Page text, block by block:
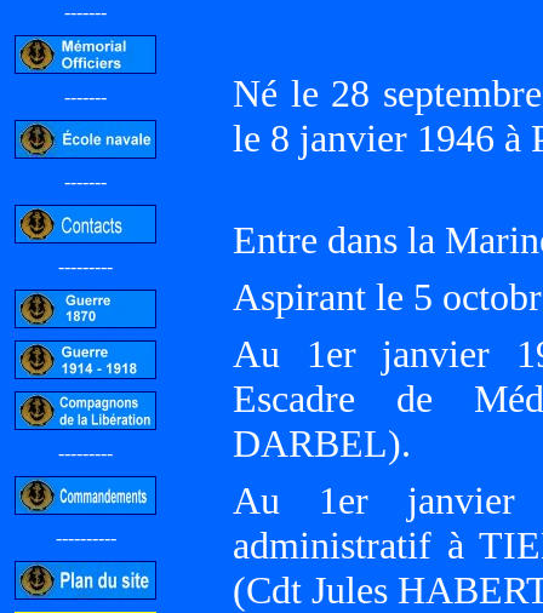
-------
-------
-------
---------
---------
----------
Né le 28
le 8 janvier 1946 à
Entre dans la
Aspirant le 5
Au 1er janvier
Escadre de
DARBEL).
Au 1er janvier
administratif à
(Cdt Jules